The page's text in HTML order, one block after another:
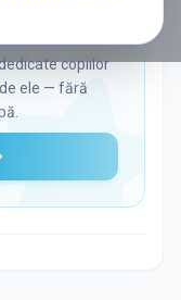
care
copiilor
ele — fără